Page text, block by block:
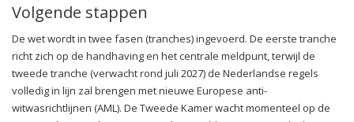
Volgende stappen
De wet wordt in twee fasen (tranches) ingevoerd. De eerste tranche
richt zich op de handhaving en het centrale meldpunt, terwijl de
tweede tranche (verwacht rond juli 2027) de Nederlandse regels
volledig in lijn zal brengen met nieuwe Europese anti-
witwasrichtlijnen (AML). De Tweede Kamer wacht momenteel op de